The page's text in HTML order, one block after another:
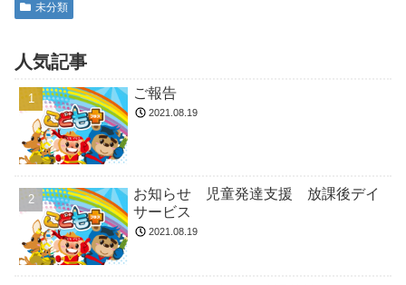
未分類
人気記事
ご報告
2021.08.19
お知らせ 児童発達支援 放課後デイ
サービス
2021.08.19